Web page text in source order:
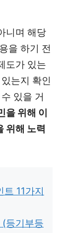
니며 해당
을 하기 전
도가 있는
는지 확인
있을 거
을 위해 이
위해 노력
11가지
등기부등